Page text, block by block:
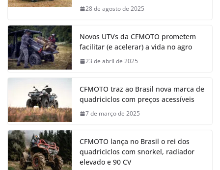
28 de agosto de 2025
Novos UTVs da CFMOTO prometem
facilitar (e acelerar) a vida no agro
23 de abril de 2025
CFMOTO traz ao Brasil nova marca de
quadriciclos com preços acessíveis
7 de março de 2025
CFMOTO lança no Brasil o rei dos
quadriciclos com snorkel, radiador
elevado e 90 CV